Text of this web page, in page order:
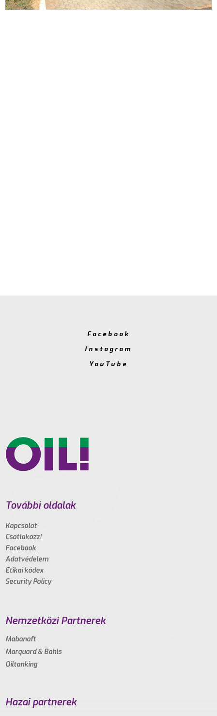
Facebook
Instagram
YouTube
További oldalak
Kapcsolat
Csatlakozz!
Facebook
Adatvédelem
Etikai kódex
Security Policy
Nemzetközi Partnerek
Mabanaft
Marquard & Bahls
Oiltanking
Hazai partnerek